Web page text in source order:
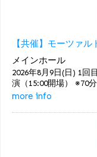
【共催】モーツァ
メインホール
2026年8月9日(日) 1回
演（15:00開場） ※70
more info